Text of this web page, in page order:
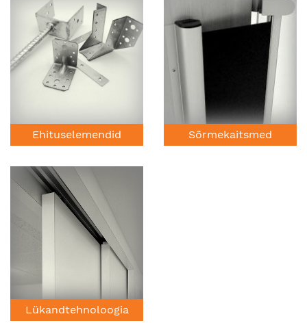
Ehituselemendid Sõrmekaitsmed
Lükandtehnoloogia